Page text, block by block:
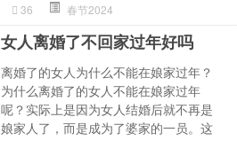
36 春节2024
女人离婚了不回家过年好吗
离婚了的女人为什么不能在娘家过年？
为什么离婚了的女人不能在娘家过年
呢？实际上是因为女人结婚后就不再是
娘家人了，而是成为了婆家的一员。这